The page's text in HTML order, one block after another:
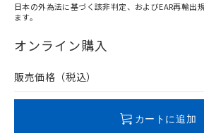
在庫等で未対応品が混在する可能性が
問い合わせください。
日本の外為法に基づく該非判定、およびEAR再輸出
ます。
オンライン購入
販売価格（税込）
カートに追加